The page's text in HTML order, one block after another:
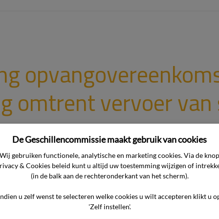
omtrent vervoer van
Het geschil betreft de vraag of de ondernemer gerechtigd
van de zoons van de consument op de Buitenschoolse
In een gesprek, voorafgaand aan het sluiten van
geïnformeerd […]
De Geschillencommissie maakt gebruik van cookies
Wij gebruiken functionele, analytische en marketing cookies. Via de knop
& Cookies beleid kunt u altijd uw toestemming wijzigen of
(in de balk aan de rechteronderkant van het scherm).
u zelf wenst te selecteren welke cookies u wilt accepteren klikt u
'Zelf instellen'.